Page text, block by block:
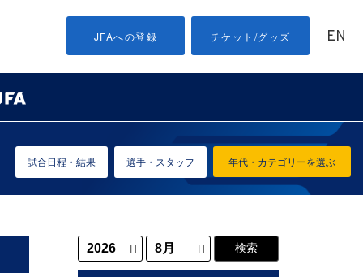
JFAへの登録 チケット/グッズ EN
年代・カテゴリーを選ぶ
試合日程・結果 選手・スタッフ